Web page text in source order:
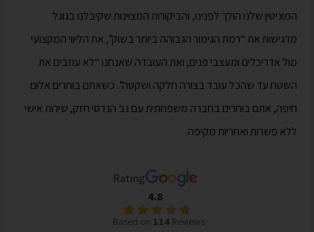
המוניטין שלנו הולך לפנינו, והביקורות המצוינות שקיבלנו בגוגל
מדגישות את “רמת הגימור הגבוהה ביותר בשוק”, את הליווי המקצועי
מול אדריכלים ומעצבי פנים, ואת העובדה שאנחנו “לא עוזבים את
השטח עד שהכל עובד בצורה חלקה ושקטה”. כשאתם בוחרים אלום
חיפה, אתם בוחרים בחברה משפחתית עם גב הנדסי חזק, שירות אישי
ללא פשרות ואחריות מקיפה.
Rating
4.8
Based on 114 Reviews